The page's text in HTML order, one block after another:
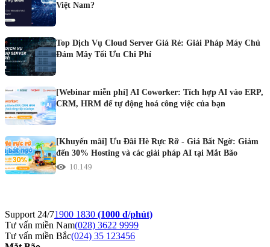
Việt Nam?
Top Dịch Vụ Cloud Server Giá Rẻ: Giải Pháp Máy Chủ
Đám Mây Tối Ưu Chi Phí
[Webinar miễn phí] AI Coworker: Tích hợp AI vào ERP,
CRM, HRM để tự động hoá công việc của bạn
[Khuyến mãi] Ưu Đãi Hè Rực Rỡ - Giá Bất Ngờ: Giảm
đến 30% Hosting và các giải pháp AI tại Mắt Bão
10.149
Support 24/71900 1830 (1000 đ/phút)
Tư vấn miền Nam(028) 3622 9999
Tư vấn miền Bắc(024) 35 123456